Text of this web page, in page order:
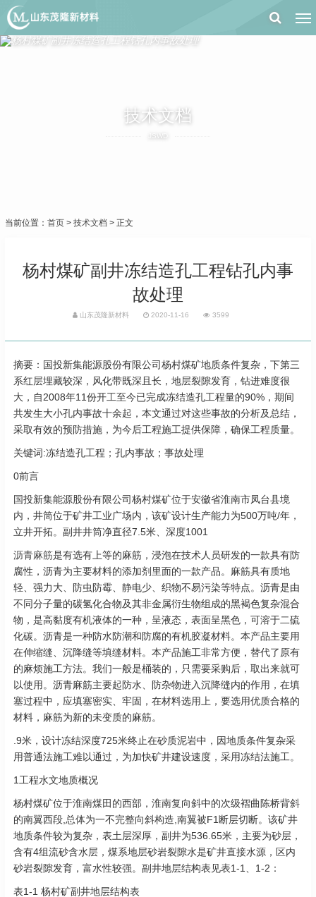
技术文档
JSWD
当前位置： 首页 > 技术文档 > 正文
杨村煤矿副井冻结造孔工程钻孔内事
故处理
山东茂隆新材料 2020-11-16 3599
摘要：国投新集能源股份有限公司杨村煤矿地质条件复杂，下第三
系红层埋藏较深，风化带既深且长，地层裂隙发育，钻进难度很
大，自2008年11份开工至今已完成冻结造孔工程量的90%，期间
共发生大小孔内事故十余起，本文通过对这些事故的分析及总结，
采取有效的预防措施，为今后工程施工提供保障，确保工程质量。
关键词:冻结造孔工程；孔内事故；事故处理
0前言
国投新集能源股份有限公司杨村煤矿位于安徽省淮南市凤台县境
内，井筒位于矿井工业广场内，该矿设计生产能力为500万吨/年，
立井开拓。副井井筒净直径7.5米、深度1001
沥青麻筋是有选有上等的麻筋，浸泡在技术人员研发的一款具有防
腐性，沥青为主要材料的添加剂里面的一款产品。麻筋具有质地
轻、强力大、防虫防霉、静电少、织物不易污染等特点。沥青是由
不同分子量的碳氢化合物及其非金属衍生物组成的黑褐色复杂混合
物，是高黏度有机液体的一种，呈液态，表面呈黑色，可溶于二硫
化碳。沥青是一种防水防潮和防腐的有机胶凝材料。本产品主要用
在伸缩缝、沉降缝等填缝材料。本产品施工非常方便，替代了原有
的麻烦施工方法。我们一般是桶装的，只需要采购后，取出来就可
以使用。沥青麻筋主要起防水、防杂物进入沉降缝内的作用，在填
塞过程中，应填塞密实、牢固，在材料选用上，要选用优质合格的
材料，麻筋为新的未变质的麻筋。
.9米，设计冻结深度725米终止在砂质泥岩中，因地质条件复杂采
用普通法施工难以通过，为加快矿井建设速度，采用冻结法施工。
1工程水文地质概况
杨村煤矿位于淮南煤田的西部，淮南复向斜中的次级褶曲陈桥背斜
的南翼西段,总体为一不完整向斜构造,南翼被F1断层切断。该矿井
地质条件较为复杂，表土层深厚，副井为536.65米，主要为砂层，
含有4组流砂含水层，煤系地层砂岩裂隙水是矿井直接水源，区内
砂岩裂隙发育，富水性较强。副井地层结构表见表1-1、1-2：
表1-1 杨村矿副井地层结构表